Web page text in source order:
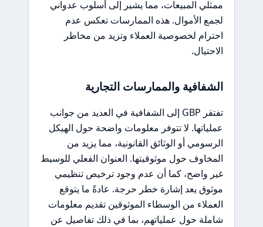
ممثلي المبيعات، مما يشير إلى أسلوب عدواني
لجمع الأموال. هذه الممارسات تعكس عدم
احترام لخصوصية العملاء وتزيد من مخاطر
الاحتيال.
الشفافية والممارسات التجارية
تفتقر GBP إلى الشفافية في العديد من جوانب
عملياتها. لا تتوفر معلومات واضحة حول الهيكل
الرسومي أو الوثائق القانونية، مما يزيد من
المخاوف حول موثوقيتها. العنوان الفعلي للوسيط
غير واضح، كما أن عدم وجود ترخيص تنظيمي
موثوق يعد إشارة خطر حرجة. عادةً ما يتوقع
العملاء من الوسطاء الموثوقين تقديم معلومات
شاملة حول عملياتهم، بما في ذلك تفاصيل عن